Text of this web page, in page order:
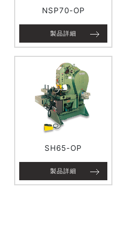
NSP70-OP
製品詳細
SH65-OP
製品詳細